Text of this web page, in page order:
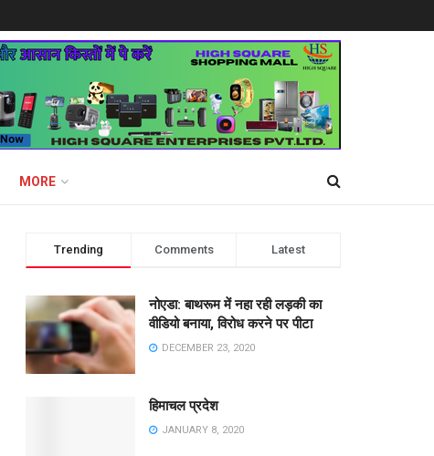
MORE
Trending Comments Latest
नोएडा: बाथरूम में नहा रही लड़की का
वीडियो बनाया, विरोध करने पर पीटा
DECEMBER 23, 2020
हिमाचल प्रदेश
JANUARY 8, 2020